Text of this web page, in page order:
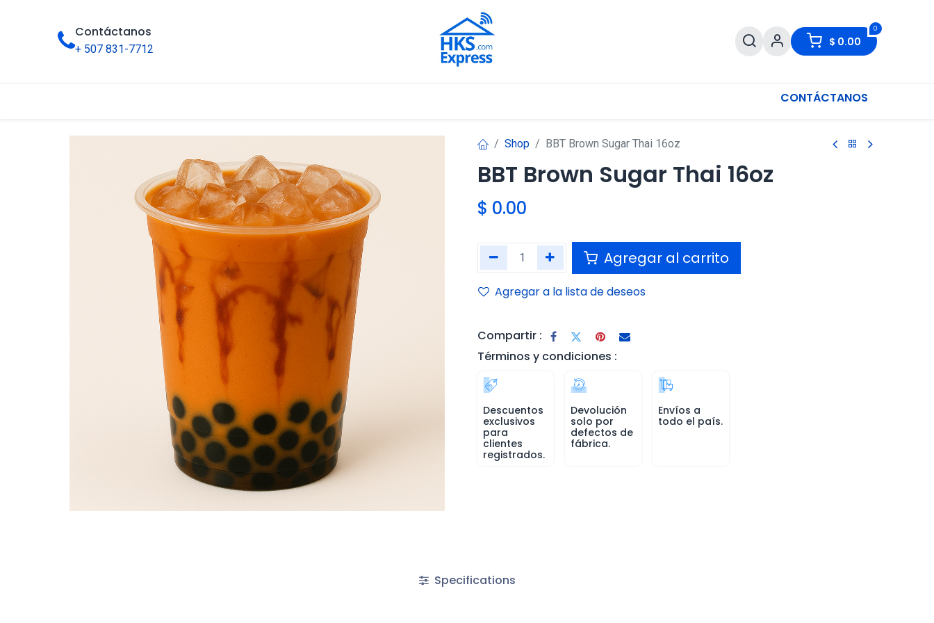
Contáctanos
+ 507 831-7712
0
$ 0.00
CONTÁCTANOS
Shop BBT Brown Sugar Thai 16oz
BBT Brown Sugar Thai 16oz
$ 0.00
Agregar al carrito
Agregar a la lista de deseos
Compartir :
Términos y condiciones :
Descuentos
exclusivos
para
clientes
registrados.
Devolución
solo por
defectos de
fábrica.
Envíos a
todo el país.
Specifications